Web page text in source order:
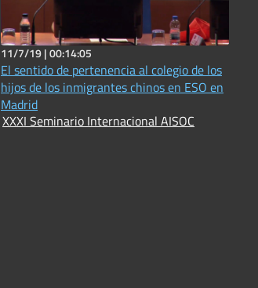
11/7/19 |00:14:05
El sentido de pertenencia al colegio de los
hijos de los inmigrantes chinos en ESO en
Madrid
XXXI Seminario Internacional AISOC